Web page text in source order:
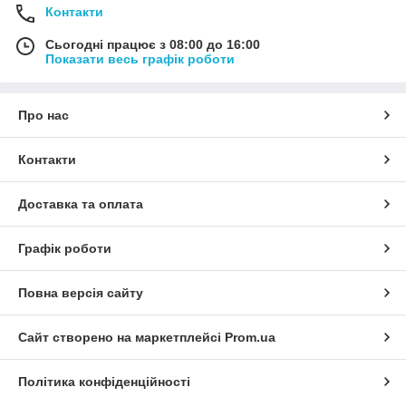
Контакти
Сьогодні працює з 08:00 до 16:00
Показати весь графік роботи
Про нас
Контакти
Доставка та оплата
Графік роботи
Повна версія сайту
Сайт створено на маркетплейсі Prom.ua
Політика конфіденційності